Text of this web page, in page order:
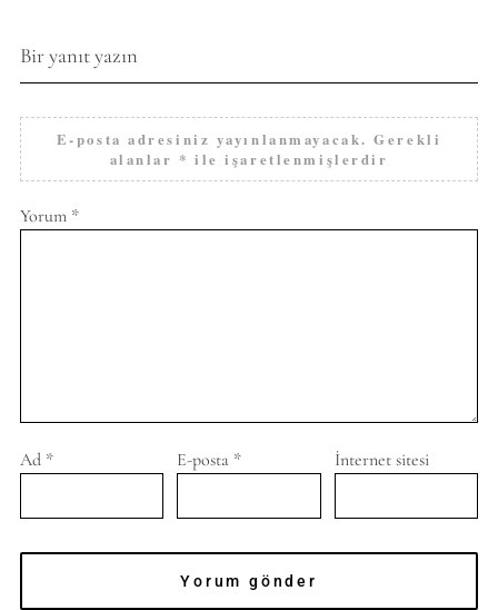
Bir yanıt yazın
E-posta adresiniz yayınlanmayacak. Gerekli
alanlar * ile işaretlenmişlerdir
Yorum *
Ad * E-posta * İnternet sitesi